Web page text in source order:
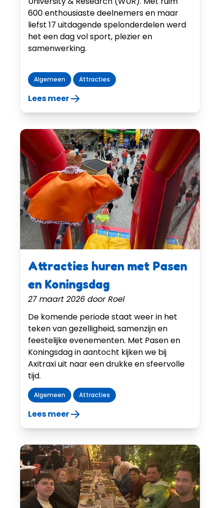
600 enthousiaste deelnemers en maar
liefst 17 uitdagende spelonderdelen werd
het een dag vol sport, plezier en
samenwerking.
Algemeen Attracties
Lees meer
Attracties huren met Pasen
en Koningsdag
27 maart 2026 door Roel
De komende periode staat weer in het
teken van gezelligheid, samenzijn en
feestelijke evenementen. Met Pasen en
Koningsdag in aantocht kijken we bij
Axitraxi uit naar een drukke en sfeervolle
tijd.
Algemeen Attracties
Lees meer